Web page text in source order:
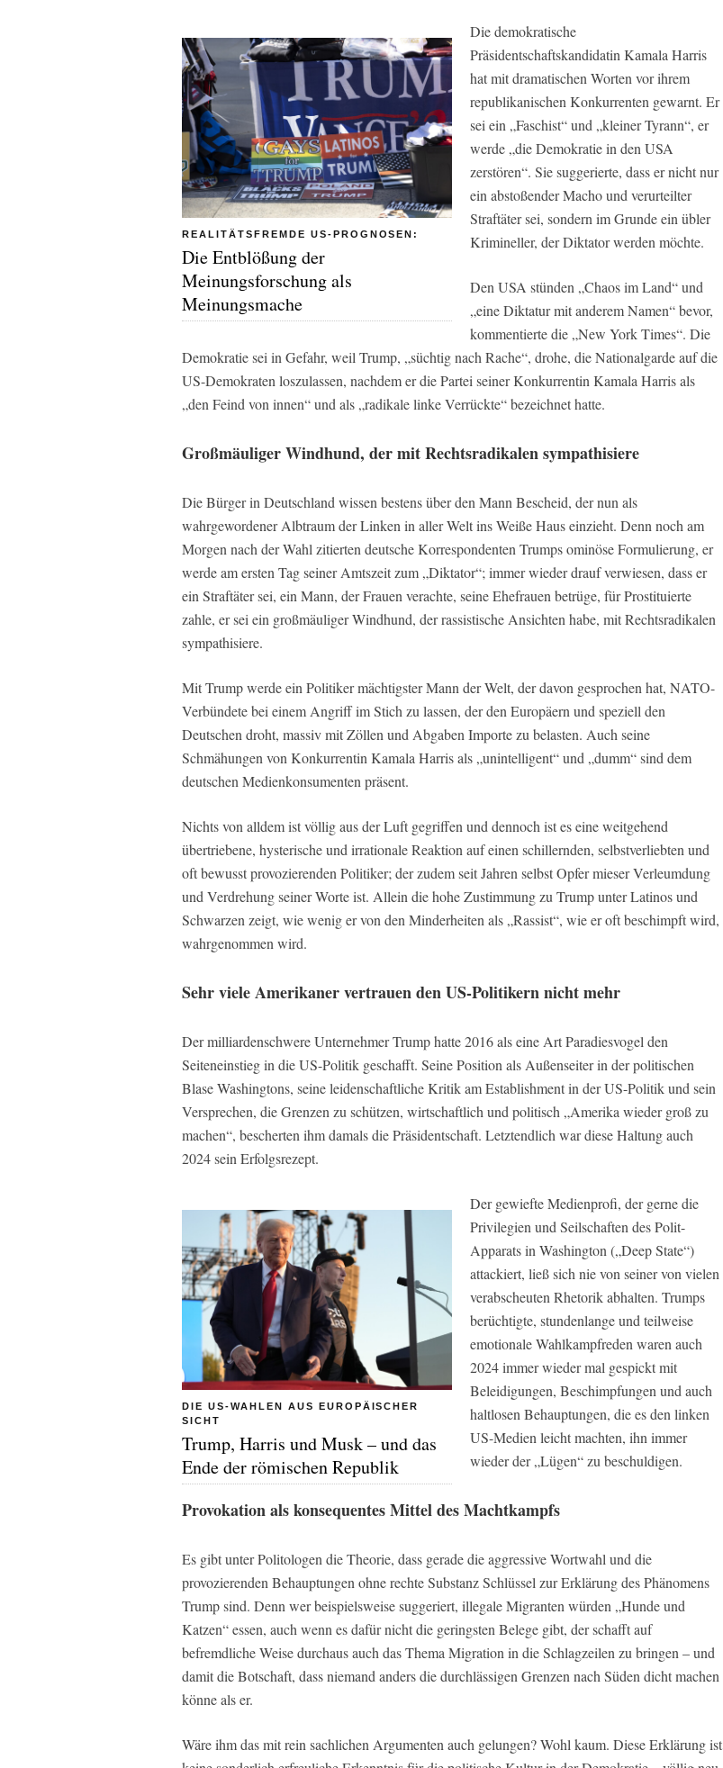
REALITÄTSFREMDE US-PROGNOSEN:
Die Entblößung der
Meinungsforschung als
Meinungsmache
Die demokratische
Präsidentschaftskandidatin Kamala Harris
hat mit dramatischen Worten vor ihrem
republikanischen Konkurrenten gewarnt. Er
sei ein „Faschist“ und „kleiner Tyrann“, er
werde „die Demokratie in den USA
zerstören“. Sie suggerierte, dass er nicht nur
ein abstoßender Macho und verurteilter
Straftäter sei, sondern im Grunde ein übler
Krimineller, der Diktator werden möchte.
Den USA stünden „Chaos im Land“ und
„eine Diktatur mit anderem Namen“ bevor,
kommentierte die „New York Times“. Die
Demokratie sei in Gefahr, weil Trump, „süchtig nach Rache“, drohe, die Nationalgarde auf die
US-Demokraten loszulassen, nachdem er die Partei seiner Konkurrentin Kamala Harris als
„den Feind von innen“ und als „radikale linke Verrückte“ bezeichnet hatte.
Großmäuliger Windhund, der mit Rechtsradikalen sympathisiere
Die Bürger in Deutschland wissen bestens über den Mann Bescheid, der nun als
wahrgewordener Albtraum der Linken in aller Welt ins Weiße Haus einzieht. Denn noch am
Morgen nach der Wahl zitierten deutsche Korrespondenten Trumps ominöse Formulierung, er
werde am ersten Tag seiner Amtszeit zum „Diktator“; immer wieder drauf verwiesen, dass er
ein Straftäter sei, ein Mann, der Frauen verachte, seine Ehefrauen betrüge, für Prostituierte
zahle, er sei ein großmäuliger Windhund, der rassistische Ansichten habe, mit Rechtsradikalen
sympathisiere.
Mit Trump werde ein Politiker mächtigster Mann der Welt, der davon gesprochen hat, NATO-
Verbündete bei einem Angriff im Stich zu lassen, der den Europäern und speziell den
Deutschen droht, massiv mit Zöllen und Abgaben Importe zu belasten. Auch seine
Schmähungen von Konkurrentin Kamala Harris als „unintelligent“ und „dumm“ sind dem
deutschen Medienkonsumenten präsent.
Nichts von alldem ist völlig aus der Luft gegriffen und dennoch ist es eine weitgehend
übertriebene, hysterische und irrationale Reaktion auf einen schillernden, selbstverliebten und
oft bewusst provozierenden Politiker; der zudem seit Jahren selbst Opfer mieser Verleumdung
und Verdrehung seiner Worte ist. Allein die hohe Zustimmung zu Trump unter Latinos und
Schwarzen zeigt, wie wenig er von den Minderheiten als „Rassist“, wie er oft beschimpft wird,
wahrgenommen wird.
Sehr viele Amerikaner vertrauen den US-Politikern nicht mehr
Der milliardenschwere Unternehmer Trump hatte 2016 als eine Art Paradiesvogel den
Seiteneinstieg in die US-Politik geschafft. Seine Position als Außenseiter in der politischen
Blase Washingtons, seine leidenschaftliche Kritik am Establishment in der US-Politik und sein
Versprechen, die Grenzen zu schützen, wirtschaftlich und politisch „Amerika wieder groß zu
machen“, bescherten ihm damals die Präsidentschaft. Letztendlich war diese Haltung auch
2024 sein Erfolgsrezept.
DIE US-WAHLEN AUS EUROPÄISCHER
SICHT
Trump, Harris und Musk – und das
Ende der römischen Republik
Der gewiefte Medienprofi, der gerne die
Privilegien und Seilschaften des Polit-
Apparats in Washington („Deep State“)
attackiert, ließ sich nie von seiner von vielen
verabscheuten Rhetorik abhalten. Trumps
berüchtigte, stundenlange und teilweise
emotionale Wahlkampfreden waren auch
2024 immer wieder mal gespickt mit
Beleidigungen, Beschimpfungen und auch
haltlosen Behauptungen, die es den linken
US-Medien leicht machten, ihn immer
wieder der „Lügen“ zu beschuldigen.
Provokation als konsequentes Mittel des Machtkampfs
Es gibt unter Politologen die Theorie, dass gerade die aggressive Wortwahl und die
provozierenden Behauptungen ohne rechte Substanz Schlüssel zur Erklärung des Phänomens
Trump sind. Denn wer beispielsweise suggeriert, illegale Migranten würden „Hunde und
Katzen“ essen, auch wenn es dafür nicht die geringsten Belege gibt, der schafft auf
befremdliche Weise durchaus auch das Thema Migration in die Schlagzeilen zu bringen – und
damit die Botschaft, dass niemand anders die durchlässigen Grenzen nach Süden dicht machen
könne als er.
Wäre ihm das mit rein sachlichen Argumenten auch gelungen? Wohl kaum. Diese Erklärung ist